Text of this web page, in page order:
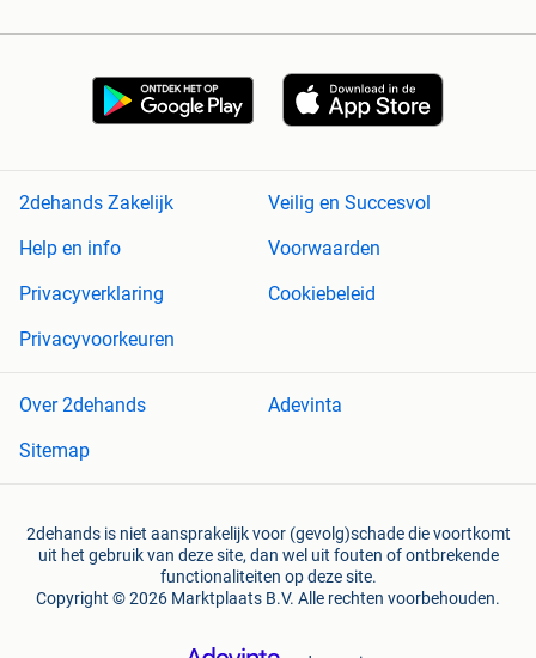
2dehands Zakelijk
Veilig en Succesvol
Help en info
Voorwaarden
Privacyverklaring
Cookiebeleid
Privacyvoorkeuren
Over 2dehands
Adevinta
Sitemap
2dehands is niet aansprakelijk voor (gevolg)schade die voortkomt
uit het gebruik van deze site, dan wel uit fouten of ontbrekende
functionaliteiten op deze site.
Copyright © 2026 Marktplaats B.V. Alle rechten voorbehouden.